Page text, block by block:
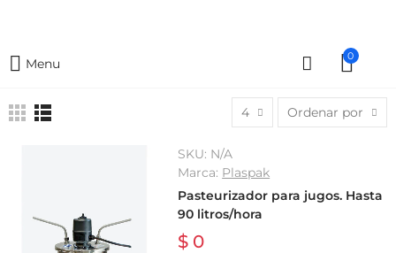
Menu 0
4 Ordenar por
SKU: N/A
Marca: Plaspak
Pasteurizador para jugos. Hasta
90 litros/hora
$ 0